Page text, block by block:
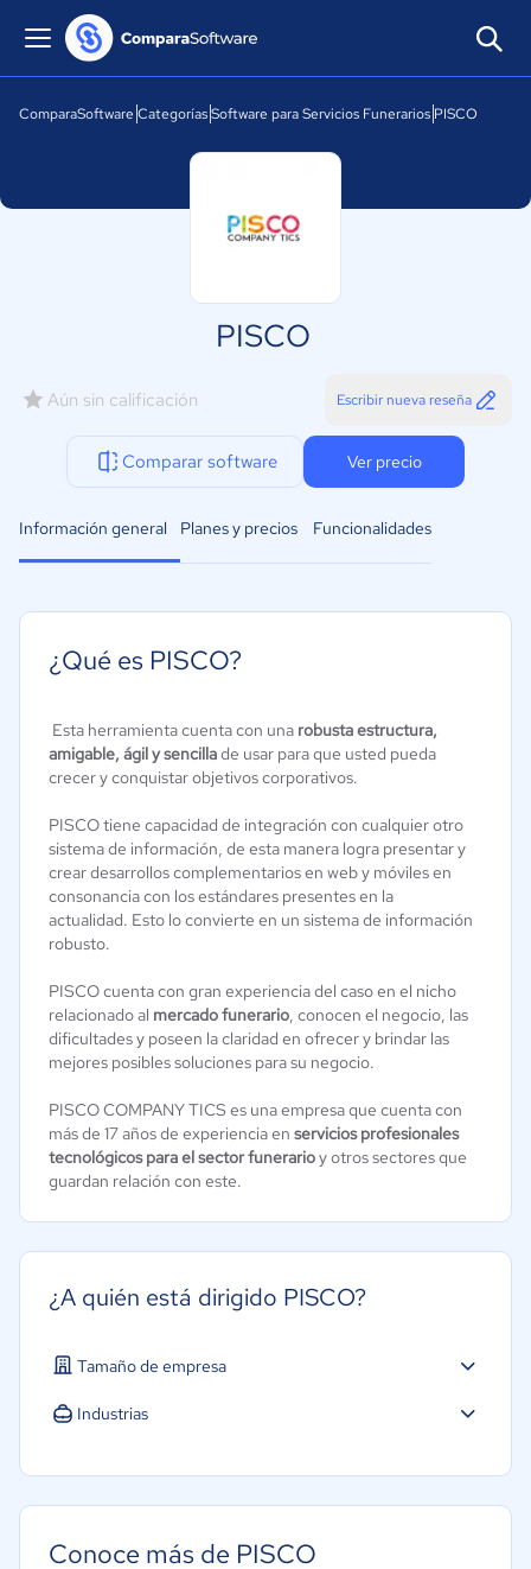
ComparaSoftware CategoríasSoftware para Servicios Funerarios PISCO
PISCO
Aún sin calificación Escribir nueva reseña
Comparar software Ver precio
Información general Planes y precios Funcionalidades
¿Qué es PISCO?
Esta herramienta cuenta con una robusta estructura,
amigable, ágil y sencillade usar para que usted pueda
crecer y conquistar objetivos corporativos.
PISCO tiene capacidad de integración con cualquier otro
sistema de información, de esta manera logra presentar y
crear desarrollos complementarios en web y móviles en
consonancia con los estándares presentes en la
actualidad. Esto lo convierte en un sistema de información
robusto.
PISCO cuenta con gran experiencia del caso en el nicho
relacionado al mercado funerario, conocen el negocio, las
dificultades y poseen la claridad en ofrecer y brindar las
mejores posibles soluciones para su negocio.
PISCO COMPANY TICS es una empresa que cuenta con
más de 17 años de experiencia en servicios profesionales
tecnológicos para el sector funerarioy otros sectores que
guardan relación con este.
¿A quién está dirigido PISCO?
Tamaño de empresa
Industrias
Conoce más de PISCO